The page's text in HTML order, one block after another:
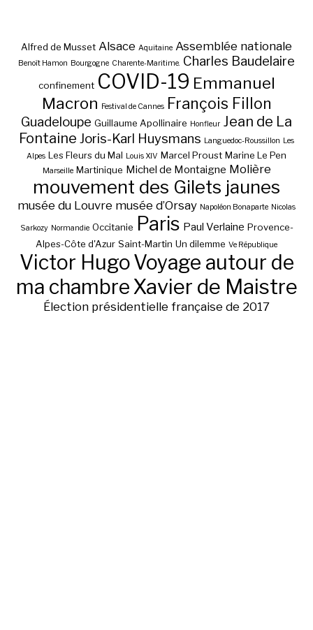
Alfred de Musset Alsace Aquitaine Assemblée nationale
Benoît Hamon Bourgogne Charente-Maritime. Charles Baudelaire
confinement COVID-19 Emmanuel
Macron
Festival de Cannes François Fillon
Guadeloupe Guillaume Apollinaire Honfleur Jean de La
Fontaine Joris-Karl Huysmans Languedoc-Roussillon Les
Alpes Les Fleurs du Mal Louis XIV Marcel Proust Marine Le Pen
Marseille Martinique Michel de Montaigne Molière
mouvement des Gilets jaunes
musée du Louvre musée d’Orsay Napoléon Bonaparte Nicolas
Sarkozy Normandie Occitanie Paris Paul Verlaine Provence-
Alpes-Côte d'Azur Saint-Martin Un dilemme Ve République
Victor HugoVoyage autour de
ma chambreXavier de Maistre
Élection présidentielle française de 2017